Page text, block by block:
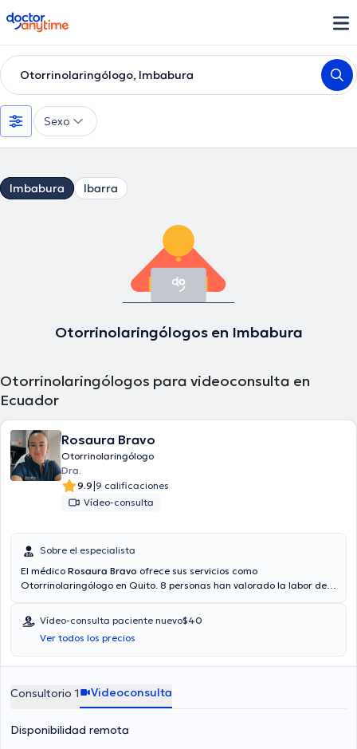
doctoranytime
Otorrinolaringólogo, Imbabura
Sexo
Imbabura Ibarra
Otorrinolaringólogos en Imbabura
Otorrinolaringólogos para videoconsulta en
Ecuador
Rosaura Bravo
Otorrinolaringólogo
Dra.
9.9|9 calificaciones
Vídeo-consulta
Sobre el especialista
El médico Rosaura Bravo ofrece sus servicios como
Otorrinolaringólogo en Quito. 8 personas han valorado la labor del
consulta mediante video. El doctor proporciona mejores precios con
las siguientes aseguradoras: Consulta privada. Algunos de los
servicios médicos ofrecidos en el consultorio son: Rinoplastia
correctora o funcional, Alergias nasales, Rinitis alérgica,
Vídeo-consulta paciente nuevo$40
Ver todos los precios
Consultorio 1 Videoconsulta
Disponibilidad remota